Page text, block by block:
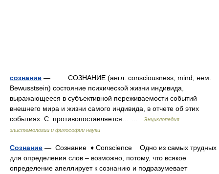
сознание — СОЗНАНИЕ (англ. consciousness, mind; нем.
Bewusstsein) состояние психической жизни индивида,
выражающееся в субъективной переживаемости событий
внешнего мира и жизни самого индивида, в отчете об этих
событиях. С. противопоставляется… …
Энциклопедия
эпистемологии и философии науки
Сознание — Сознание ♦ Conscience Одно из самых трудных
для определения слов – возможно, потому, что всякое
определение апеллирует к сознанию и подразумевает